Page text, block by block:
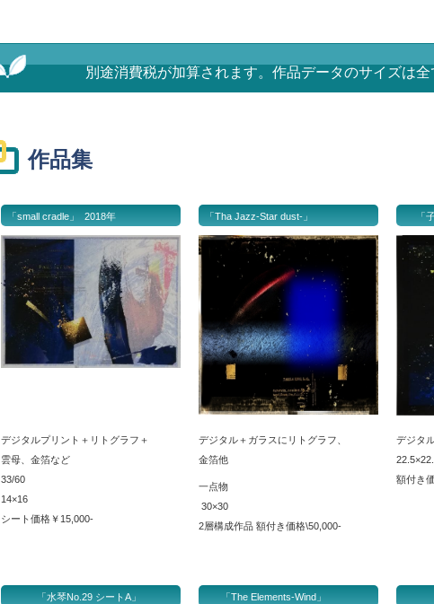
別途消費税が加算されます。 作品データのサイズは全
作品集
「small cradle」 2018年
デジタルプリント＋リトグラフ＋
雲母、金箔など
33/60
14×16
シート価格￥15,000-
「Tha Jazz-Star dust-」
デジタル＋ガラスにリトグラフ、
金箔他
一点物
30×30
2層構成作品 額付き価格\50,000-
「子
デジタ
額付き
「水琴No.29 シートA」 「The Elements-Wind」